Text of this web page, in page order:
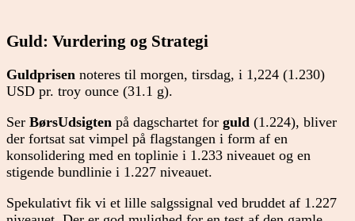
Guld: Vurdering og Strategi
Guldprisen noteres til morgen, tirsdag, i 1,224 (1.230)
USD pr. troy ounce (31.1 g).
Ser BørsUdsigten på dagschartet for guld (1.224), bliver
der fortsat sat vimpel på flagstangen i form af en
konsolidering med en toplinie i 1.233 niveauet og en
stigende bundlinie i 1.227 niveauet.
Spekulativt fik vi et lille salgssignal ved bruddet af 1.227